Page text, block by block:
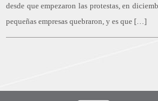
desde que empezaron las protestas, en
pequeñas empresas quebraron, y es que […]